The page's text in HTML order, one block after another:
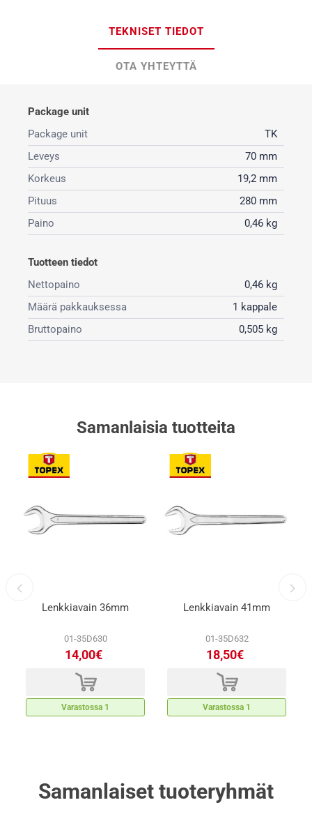
TEKNISET TIEDOT
OTA YHTEYTTÄ
Package unit
Package unit
TK
Leveys
70 mm
Korkeus
19,2 mm
Pituus
280 mm
Paino
0,46 kg
Tuotteen tiedot
Nettopaino
0,46 kg
Määrä pakkauksessa
1 kappale
Bruttopaino
0,505 kg
Samanlaisia ​​tuotteita
Lenkkiavain 36mm
01-35D630
14,00€
d
Varastossa 1
Lenkkiavain 41mm
01-35D632
18,50€
d
Varastossa 1
Samanlaiset tuoteryhmät